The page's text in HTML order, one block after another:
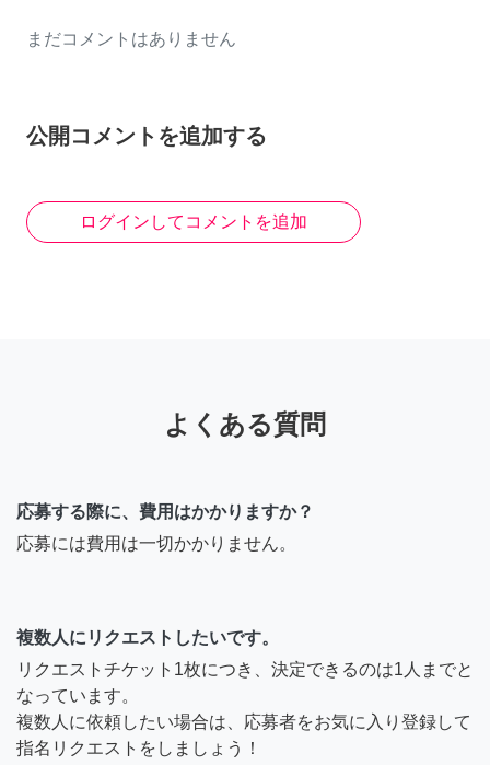
まだコメントはありません
公開コメントを追加する
ログインしてコメントを追加
よくある質問
応募する際に、費用はかかりますか？
応募には費用は一切かかりません。
複数人にリクエストしたいです。
リクエストチケット1枚につき、決定できるのは1人までと
なっています。
複数人に依頼したい場合は、応募者をお気に入り登録して
指名リクエストをしましょう！